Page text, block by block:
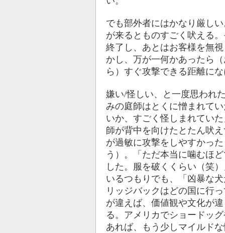
でも部外者にはかなり厳し
が来るとものすごく吠える
終了し、あとはお客様を無
かし、万が一何かあったら
ら）すぐ攻撃できる距離に
嫌い/怪しい、と一度思われ
みの庭師はとくに憎まれて
いか、すごく怪しまれてい
師が背中を向けたとたん吠
が過敏に攻撃をしやすかっ
う）。「ただ本当に噛むほ
した。服を破くくらい（笑
いるつもりでも、「凶暴な
リッジバックはどの国に行
が違えば、価値観や文化が
る。アメリカでショードッ
あれば、もう少しマイルド